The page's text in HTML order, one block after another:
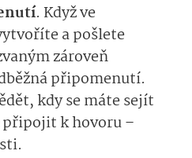
. Když ve
a pošlete
zároveň
připomenutí.
kdy se máte sejít
připojit k hovoru –